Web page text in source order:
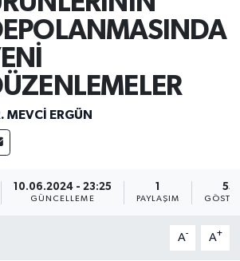
MEVCI ERGÜN
10.06.2024 - 23:25
GÜNCELLEME
1
PAYLAŞIM
55
A- A+